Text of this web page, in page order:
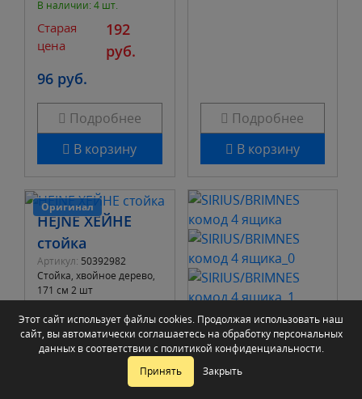
В наличии: 4 шт.
Старая
цена
192
руб.
96 руб.
Подробнее
В корзину
Подробнее
В корзину
Оригинал
HEJNE ХЕЙНЕ
стойка
Артикул: 50392982
Стойка, хвойное дерево,
171 см 2 шт
В наличии: 10 шт.
455 руб.
-25%
SIRIUS/BRIMNES
комод 4 ящика
Этот сайт использует файлы cookies. Продолжая использовать наш
сайт, вы автоматически соглашаетесь на обработку персональных
данных в соответствии с политикой конфиденциальности.
Принять
Закрыть